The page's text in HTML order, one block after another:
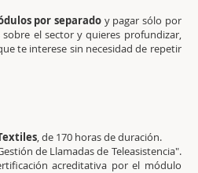
por separadoy pagar sólo por
el sector y quieres profundizar,
te interese sin necesidad de repetir
, de 170 horas de duración.
de Llamadas de Teleasistencia".
acreditativa por el módulo